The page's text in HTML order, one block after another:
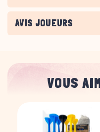
AVIS JOUEURS
VOUS